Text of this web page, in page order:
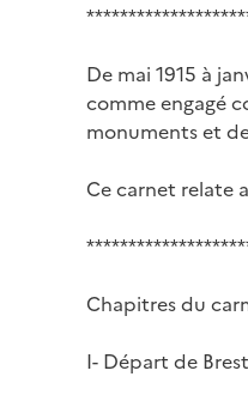
De mai 1915 à
comme engagé
monuments et
Ce carnet relate
Chapitres du
I- Départ de